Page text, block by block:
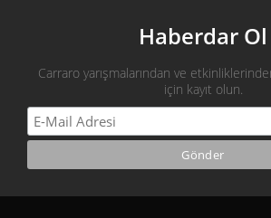
Haberdar Ol
Carraro yarışmalarından ve
için kayıt olun.